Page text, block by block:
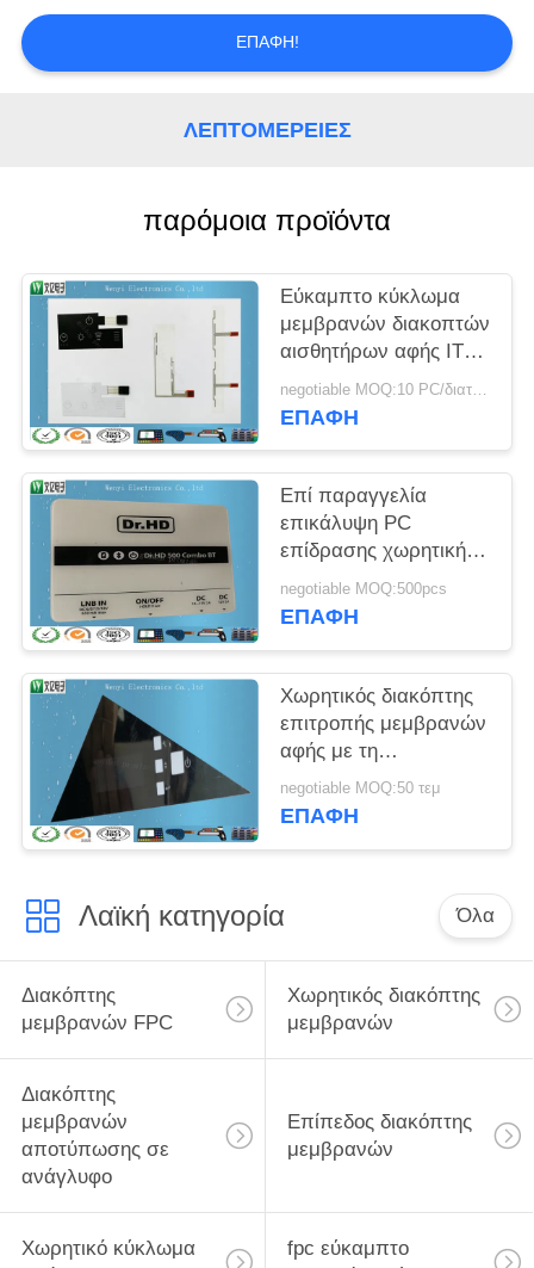
ΈΝΑ
ΑΠΌΣΠΑΣΜΑ
PRIVACY
ΕΠΑΦΉ!
ΛΕΠΤΟΜΈΡΕΙΕΣ
παρόμοια προϊόντα
Εύκαμπτο κύκλωμα
μεμβρανών διακοπτών
αισθητήρων αφής ITO
αγώγιμο χωρητικό
negotiable MOQ:10 PC/διαταγή
ΕΠΑΦΉ
Επί παραγγελία
επικάλυψη PC
επίδρασης χωρητικής
μεμβρανών στιλπνή
διακοπτών λεπτός
negotiable MOQ:500pcs
ΕΠΑΦΉ
Χωρητικός διακόπτης
επιτροπής μεμβρανών
αφής με τη
μετριασμένη
τυπωμένη ύλη οθόνης
negotiable MOQ:50 τεμ
ΕΠΑΦΉ
Λαϊκή κατηγορία Όλα
Διακόπτης
μεμβρανών FPC
Χωρητικός διακόπτης
μεμβρανών
Διακόπτης
μεμβρανών
αποτύπωσης σε
ανάγλυφο
Επίπεδος διακόπτης
μεμβρανών
Χωρητικό κύκλωμα
fpc εύκαμπτο